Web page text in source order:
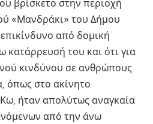
βρίσκετο στην περιοχή
«Μανδράκι» του Δήμου
από δομική
του και ότι για
κινδύνου σε ανθρώπους
όπως στο ακίνητο
Κω, ήταν απολύτως αναγκαία
από την άνω